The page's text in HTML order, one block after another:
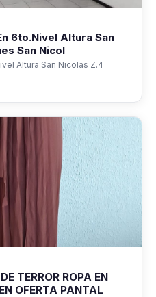
6to.Nivel Altura San
San Nicol
Altura San Nicolas Z.4
TERROR ROPA EN
OFERTA PANTAL